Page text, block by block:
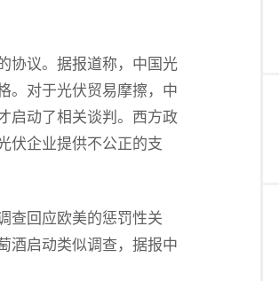
协议。据报道称，中国光
。对于光伏贸易摩擦，中
启动了相关谈判。西方政
伏企业提供不公正的支
查回应欧美的惩罚性关
酒启动类似调查，据报中